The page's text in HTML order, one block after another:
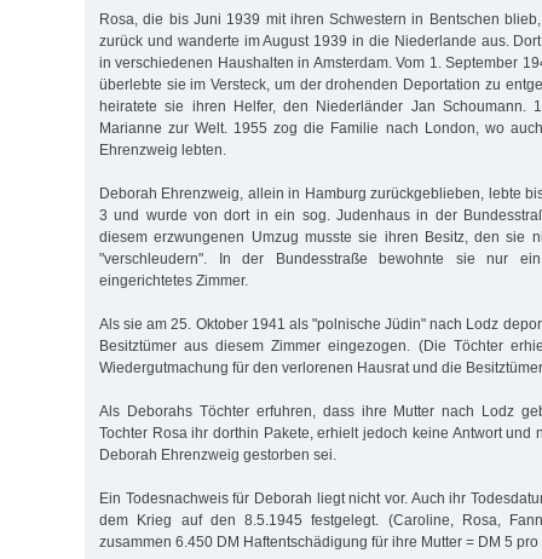
Rosa, die bis Juni 1939 mit ihren Schwestern in Bentschen
zurück und wanderte im August 1939 in die Niederlande aus.
in verschiedenen Haushalten in Amsterdam. Vom 1. September
überlebte sie im Versteck, um der drohenden Deportation zu
heiratete sie ihren Helfer, den Niederländer Jan Schoumann.
Marianne zur Welt. 1955 zog die Familie nach London, wo
Ehrenzweig lebten.
Deborah Ehrenzweig, allein in Hamburg zurückgeblieben, lebte
3 und wurde von dort in ein sog. Judenhaus in der
diesem erzwungenen Umzug musste sie ihren Besitz, den sie
"verschleudern". In der Bundesstraße bewohnte sie nur
eingerichtetes Zimmer.
Als sie am 25. Oktober 1941 als "polnische Jüdin" nach Lodz
Besitztümer aus diesem Zimmer eingezogen. (Die Töchter
Wiedergutmachung für den verlorenen Hausrat und die
Als Deborahs Töchter erfuhren, dass ihre Mutter nach Lodz
Tochter Rosa ihr dorthin Pakete, erhielt jedoch keine Antwort und
Deborah Ehrenzweig gestorben sei.
Ein Todesnachweis für Deborah liegt nicht vor. Auch ihr
dem Krieg auf den 8.5.1945 festgelegt. (Caroline, Rosa,
zusammen 6.450 DM Haftentschädigung für ihre Mutter = DM 5 pro